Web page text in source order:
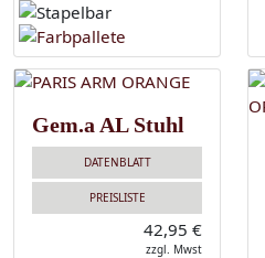
Gem.a AL Stuhl
DATENBLATT
PREISLISTE
42,95 €
zzgl. Mwst